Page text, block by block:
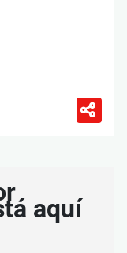
aquí